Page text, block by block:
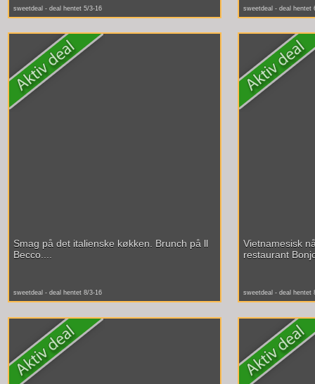
sweetdeal - deal hentet 5/3-16 sweetdeal - deal hentet
Smag på det italienske køkken. Brunch på ll
Becco....
sweetdeal - deal hentet 8/3-16
Vietnamesisk
restaurant
sweetdeal - deal hentet